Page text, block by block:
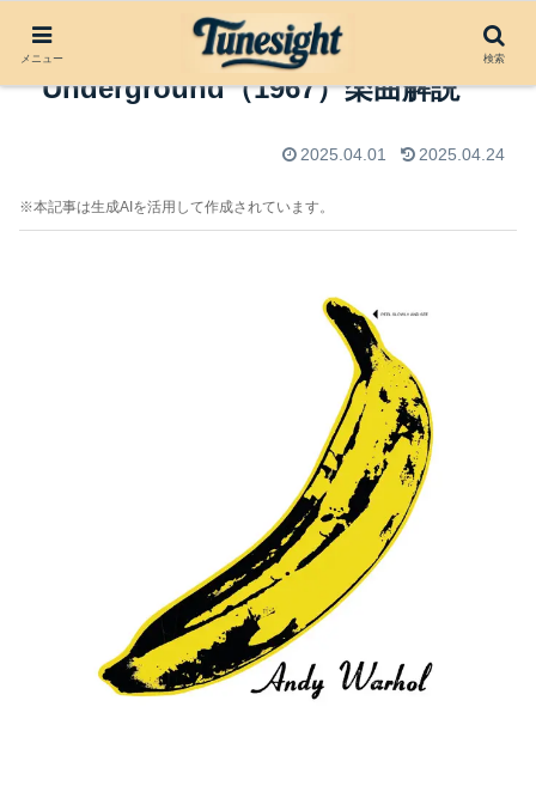
Venus in Furs by The Velvet
Underground（1967）楽曲解説
2025.04.01 2025.04.24
※本記事は生成AIを活用して作成されています。
メニュー 検索